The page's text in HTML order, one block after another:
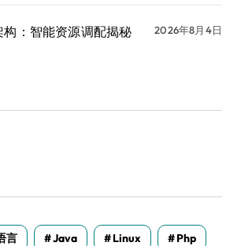
：智能资源调配揭秘 2026年8月4日
言 Java Linux Php